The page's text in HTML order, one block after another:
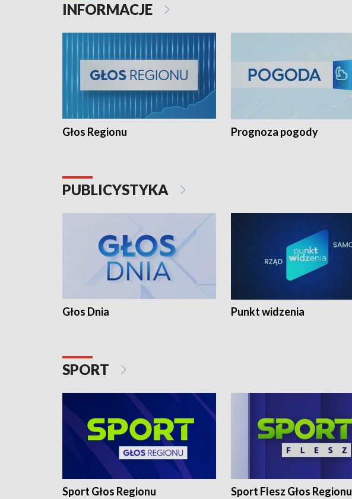
INFORMACJE
Głos Regionu Prognoza pogody
PUBLICYSTYKA
Głos Dnia Punkt widzenia
SPORT
Sport Głos Regionu Sport Flesz Głos Regionu